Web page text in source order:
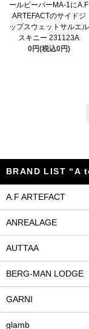
ールビーバーMA-1にA.F
ARTEFACTのサイドジ
ップスウェットサルエル
スキニー 231123A
0円(税込0円)
BRAND LIST “A
A.F ARTEFACT
ANREALAGE
AUTTAA
BERG-MAN LODGE
GARNI
glamb